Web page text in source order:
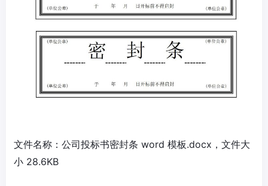
文件名称：公司投标书密封条 word 模板.docx，文件大
小 28.6KB